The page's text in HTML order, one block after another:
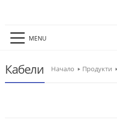
MENU
Кабели Начало Продукти